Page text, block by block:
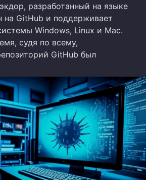
разработанный на языке
на GitHub и поддерживает
Windows, Linux и Mac.
судя по всему,
GitHub был